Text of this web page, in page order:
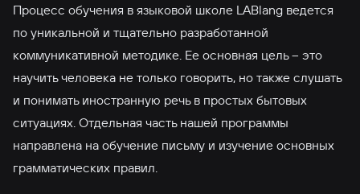
Процесс обучения в языковой школе LABlang ведется
по уникальной и тщательно разработанной
коммуникативной методике. Ее основная цель – это
научить человека не только говорить, но также слушать
и понимать иностранную речь в простых бытовых
ситуациях. Отдельная часть нашей программы
направлена на обучение письму и изучение основных
грамматических правил.